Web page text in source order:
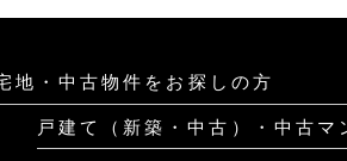
地・中古物件をお探しの方
戸建て（新築・中古）・中古マ